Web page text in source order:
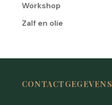
Workshop
Zalf en olie
CONTACTGEGEVENS